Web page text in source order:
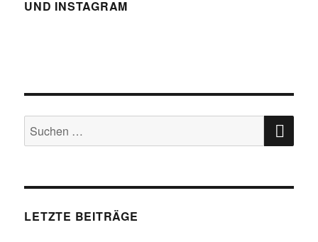
–
WAHNSINN!
UND INSTAGRAM
Suchen
nach:
LETZTE BEITRÄGE